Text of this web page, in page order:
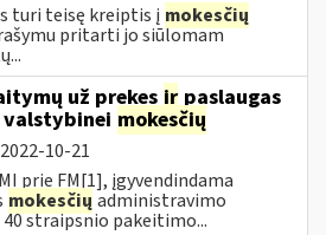
turi teisę kreiptis į mokesčių
pritarti jo siūlomam
už prekes ir paslaugas
mokesčių
2022-10-21
prie FM[1], įgyvendindama
mokesčių administravimo
40 straipsnio pakeitimo...